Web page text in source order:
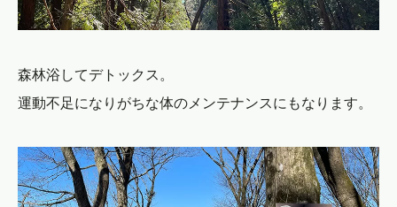
森林浴してデトックス。
運動不足になりがちな体のメンテナンスにもなります。